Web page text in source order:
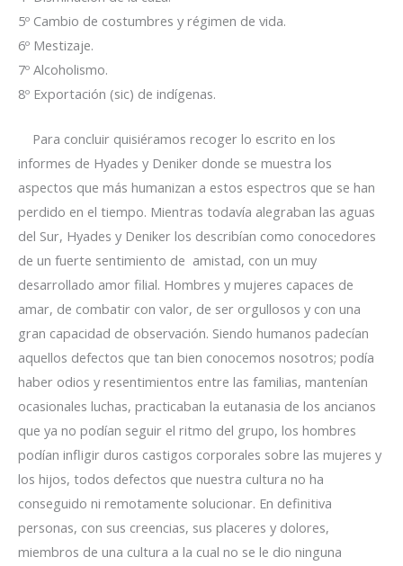
5º Cambio de costumbres y régimen de vida.
6º Mestizaje.
7º Alcoholismo.
8º Exportación (sic) de indígenas.
Para concluir quisiéramos recoger lo escrito en los
informes de Hyades y Deniker donde se muestra los
aspectos que más humanizan a estos espectros que se han
perdido en el tiempo. Mientras todavía alegraban las aguas
del Sur, Hyades y Deniker los describían como conocedores
de un fuerte sentimiento de amistad, con un muy
desarrollado amor filial. Hombres y mujeres capaces de
amar, de combatir con valor, de ser orgullosos y con una
gran capacidad de observación. Siendo humanos padecían
aquellos defectos que tan bien conocemos nosotros; podía
haber odios y resentimientos entre las familias, mantenían
ocasionales luchas, practicaban la eutanasia de los ancianos
que ya no podían seguir el ritmo del grupo, los hombres
podían infligir duros castigos corporales sobre las mujeres y
los hijos, todos defectos que nuestra cultura no ha
conseguido ni remotamente solucionar. En definitiva
personas, con sus creencias, sus placeres y dolores,
miembros de una cultura a la cual no se le dio ninguna